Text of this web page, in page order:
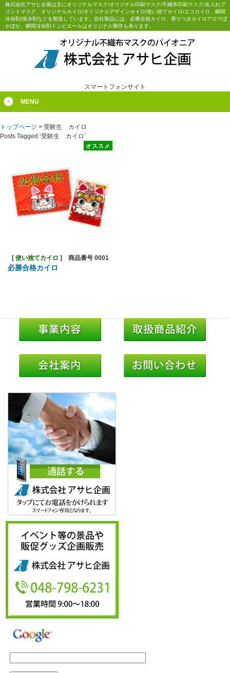
株式会社アサヒ企画は主にオリジナルマスク/オリジナル印刷マスク/不織布印刷マスク/名入れプ
リントマスク、オリジナルカイロ/オリジナルデザインカイロ/使い捨てカイロ/エコカイロ、瞬間
冷却剤/保冷剤などを製造しています。自社製品には、必勝合格カイロ、香りつきカイロアロマぽ
かぽか、瞬間冷却剤ドンピエールはオリジナル製作も承ります。
スマートフォンサイト
MENU
トップページ > 受験生 カイロ
Posts Tagged ‘受験生 カイロ’
オススメ
[ 使い捨てカイロ ] 商品番号 0001
必勝合格カイロ